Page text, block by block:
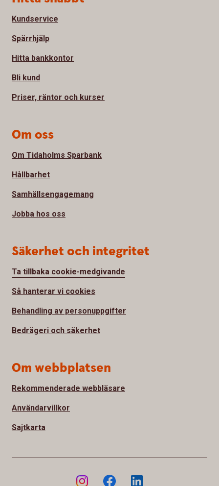
Kundservice
Spärrhjälp
Hitta bankkontor
Bli kund
Priser, räntor och kurser
Om oss
Om Tidaholms Sparbank
Hållbarhet
Samhällsengagemang
Jobba hos oss
Säkerhet och integritet
Ta tillbaka cookie-medgivande
Så hanterar vi cookies
Behandling av personuppgifter
Bedrägeri och säkerhet
Om webbplatsen
Rekommenderade webbläsare
Användarvillkor
Sajtkarta